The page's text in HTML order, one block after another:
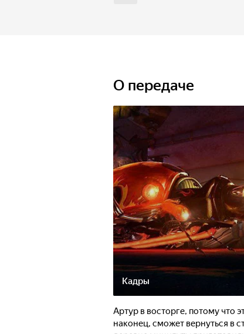
крысами, лягушками и
чтобы, попав в деревушку
просили его о помощи! Но кто
изобретательную ловушку
О передаче
Кадры
Артур в восторге, потому что
наконец, сможет вернуться в